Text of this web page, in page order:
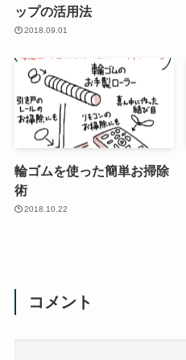
ップの活用法
2018.09.01
輪ゴムを使った簡単お掃除
術
2018.10.22
コメント